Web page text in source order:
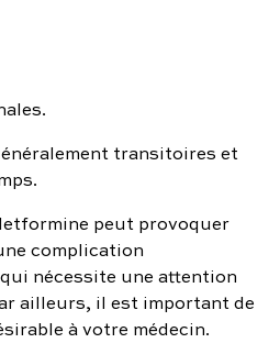
transitoires et
peut provoquer
complication
nécessite une attention
ailleurs, il est important de
à votre médecin.